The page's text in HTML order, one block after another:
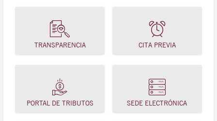
TRANSPARENCIA CITA PREVIA
PORTAL DE TRIBUTOS SEDE ELECTRÓNICA